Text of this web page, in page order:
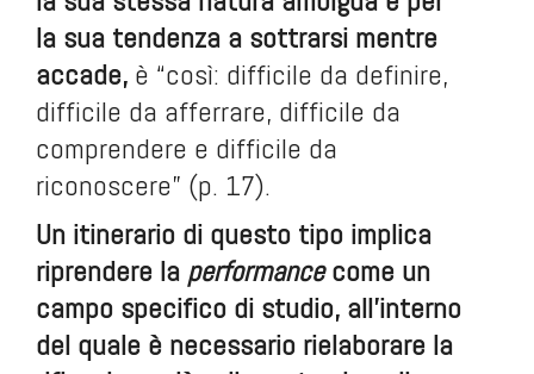
la sua tendenza a sottrarsi mentre
accade, è “così: difficile da definire,
difficile da afferrare, difficile da
comprendere e difficile da
riconoscere” (p. 17).
Un itinerario di questo tipo implica
riprendere la performancecome un
campo specifico di studio, all’interno
del quale è necessario rielaborare la